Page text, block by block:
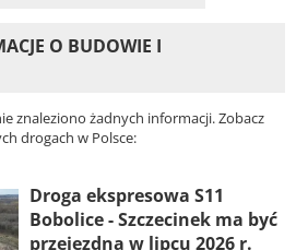
O BUDOWIE I
znaleziono żadnych informacji. Zobacz
drogach w Polsce:
Droga ekspresowa S11
Bobolice - Szczecinek ma być
przejezdna w lipcu 2026 r.